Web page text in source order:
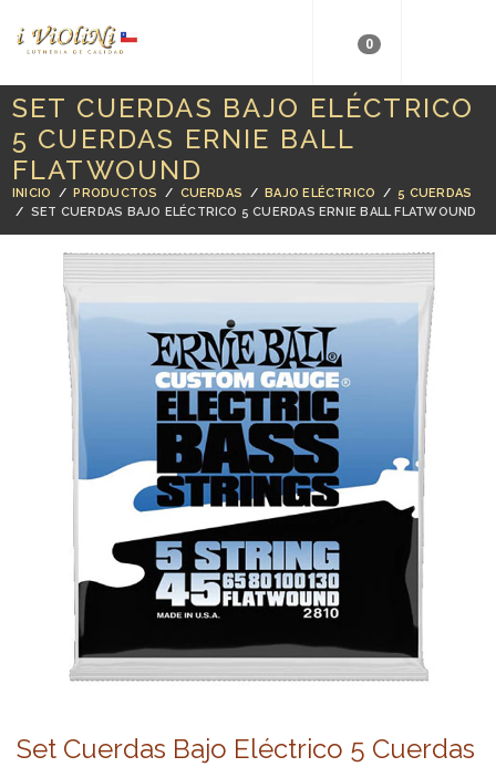
0
SET CUERDAS BAJO ELÉCTRICO
5 CUERDAS ERNIE BALL
FLATWOUND
INICIO /PRODUCTOS / CUERDAS /BAJO ELÉCTRICO / 5 CUERDAS
/ SET CUERDAS BAJO ELÉCTRICO 5 CUERDAS ERNIE BALL FLATWOUND
Set Cuerdas Bajo Eléctrico 5 Cuerdas